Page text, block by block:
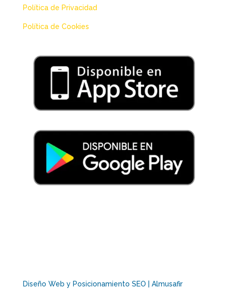
Política de Privacidad
Política de Cookies
Diseño Web y Posicionamiento SEO | Almusafir